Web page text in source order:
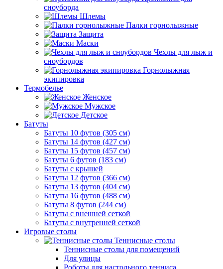
сноуборда
Шлемы
Палки горнолыжные
Защита
Маски
Чехлы для лыж и
сноубордов
Горнолыжная
экипировка
Термобелье
Женское
Мужское
Детское
Батуты
Батуты 10 футов (305 см)
Батуты 14 футов (427 см)
Батуты 15 футов (457 см)
Батуты 6 футов (183 см)
Батуты с крышей
Батуты 12 футов (366 см)
Батуты 13 футов (404 см)
Батуты 16 футов (488 см)
Батуты 8 футов (244 см)
Батуты с внешней сеткой
Батуты с внутренней сеткой
Игровые столы
Теннисные столы
Теннисные столы для помещений
Для улицы
Роботы для настольного тенниса